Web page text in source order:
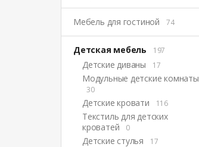
Мебель для гостиной 74
Детская мебель 197
Детские диваны 17
Модульные детские комнаты
30
Детские кровати 116
Текстиль для детских
кроватей
0
Детские стулья 17